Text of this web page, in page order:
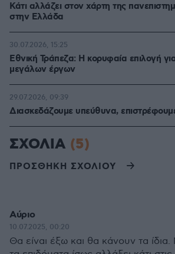
Κάτι αλλάζει στον χάρτη της
στην Ελλάδα
Εθνική Τράπεζα: Η κορυφαία επιλογή
μεγάλων έργων
30.07.2026, 15:25
Διασκεδάζουμε υπεύθυνα,
29.07.2026, 09:39
ΣΧΟΛΙΑ (5)
ΠΡΟΣΘΗΚΗ ΣΧΟΛΙΟΥ
Αύριο
10.07.2025, 00:20
Θα είναι έξω και θα κάνουν τα